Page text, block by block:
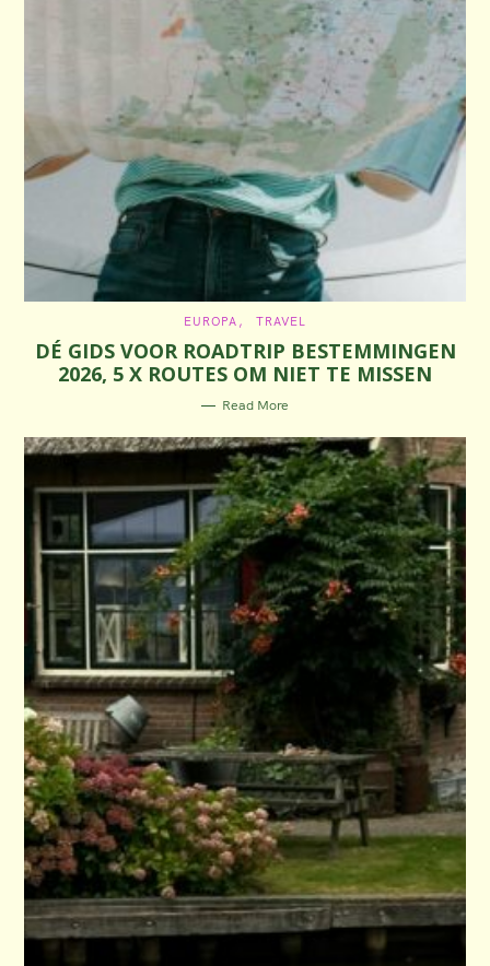
T
E
G
O
R
I
S
EUROPA TRAVEL
DÉ GIDS VOOR ROADTRIP BESTEMMINGEN
2026, 5 X ROUTES OM NIET TE MISSEN
Read More